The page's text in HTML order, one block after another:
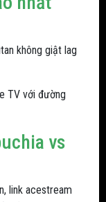
không giật lag
TV với đường
vs
link acestream